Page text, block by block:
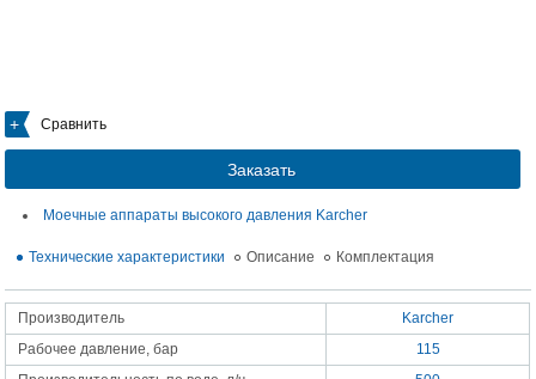
Сравнить
Заказать
Моечные аппараты высокого давления Karcher
Технические характеристики Описание Комплектация
Производитель
Karcher
Рабочее давление, бар
115